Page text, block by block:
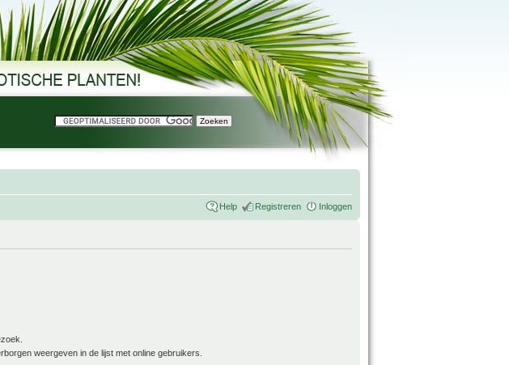
Help Registreren Inloggen
weergeven in de lijst met online gebruikers.